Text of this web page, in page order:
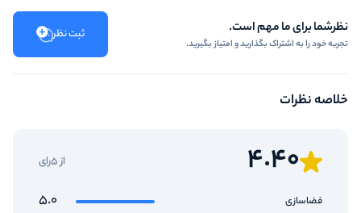
نظرشما برای ما مهم است.
تجربه خود را به اشتراک بگذارید و امتیاز بگیرید.
ثبت نظر
خلاصه نظرات
4.40 از 5رای
فضاسازی 5.0